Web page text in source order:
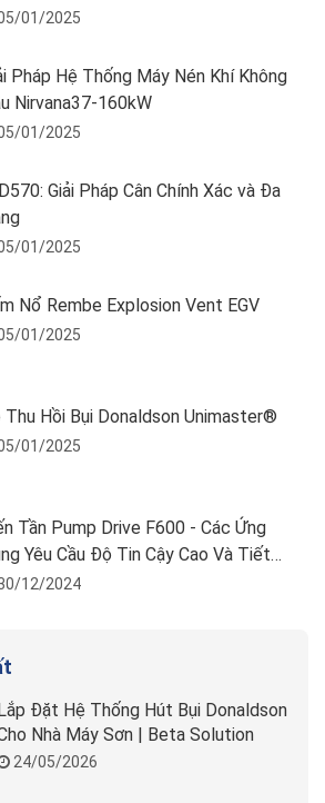
01/2025
Pháp Hệ Thống Máy Nén Khí Không
Nirvana37-160kW
01/2025
Giải Pháp Cân Chính Xác và Đa
01/2025
Nổ Rembe Explosion Vent EGV
01/2025
Thu Hồi Bụi Donaldson Unimaster®
01/2025
Tần Pump Drive F600 - Các Ứng
Yêu Cầu Độ Tin Cậy Cao Và Tiết
Năng Lượng
12/2024
Đặt Hệ Thống Hút Bụi Donaldson
Nhà Máy Sơn | Beta Solution
24/05/2026